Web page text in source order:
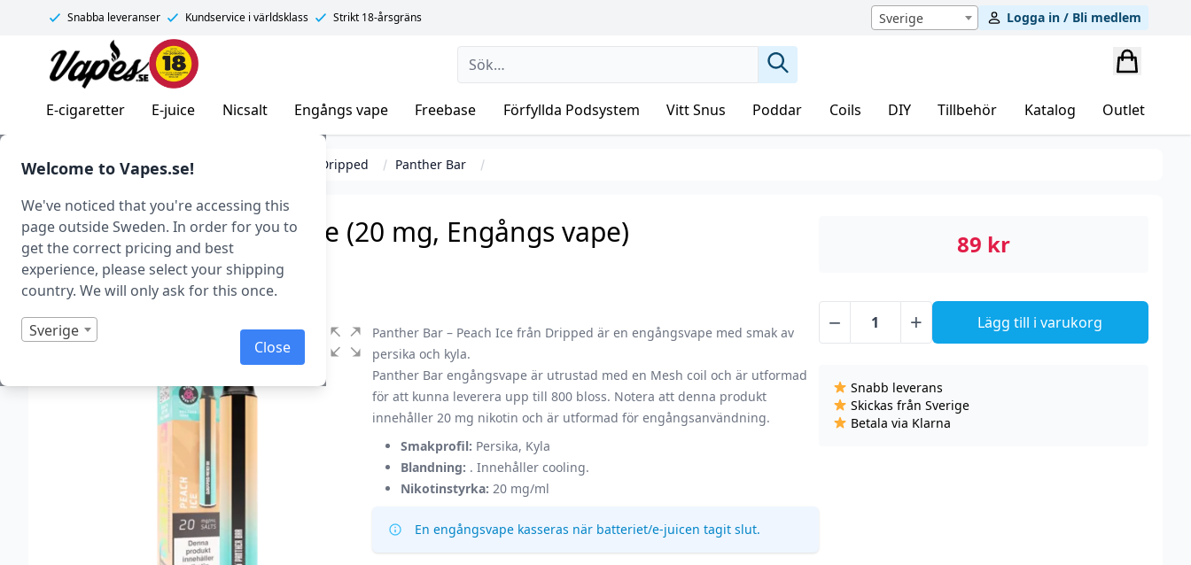
Welcome to Vapes.se!
We've noticed that you're accessing this
page outside Sweden. In order for you to
get the correct pricing and best
experience, please select your shipping
country. We will only ask for this once.
Sverige
Close
Snabba leveranser Kundservice i världsklass Strikt 18-årsgräns Sverige Logga in / Bli medlem
Vapes.se
E-cigaretter E-juice Nicsalt Engångs vape Freebase Förfyllda Podsystem Vitt Snus Poddar Coils DIY Tillbehör Katalog Outlet
E-cigarett startkit/paket Dripped Panther Bar
Panther Bar – Peach Ice (20 mg, Engångs vape)
Art.nr: 43450
I lager
Panther Bar – Peach Ice från Dripped är en engångsvape med smak av
persika och kyla.
Panther Bar engångsvape är utrustad med en Mesh coil och är utformad
för att kunna leverera upp till 800 bloss. Notera att denna produkt
innehåller 20 mg nikotin och är utformad för engångsanvändning.
Smakprofil: Persika, Kyla
Blandning: . Innehåller cooling.
Nikotinstyrka: 20 mg/ml
En engångsvape kasseras när batteriet/e-juicen tagit slut.
89 kr
−
Panther
Peach
Ice
+ Lägg till i varukorg
Snabb leverans
Skickas från Sverige
Betala via Klarna